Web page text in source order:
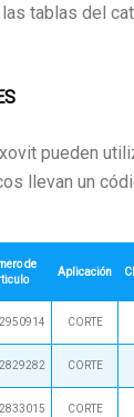
tablas del
pueden
llevan un
de
Aplicación
CORTE
CORTE
CORTE